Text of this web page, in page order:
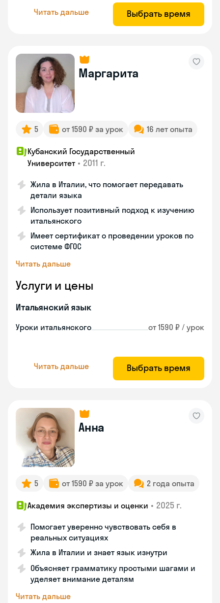
Читать дальше Выбрать время
Маргарита
5 от 1590 ₽ за урок 16 лет опыта
Кубанский Государственный
Университет • 2011 г.
Жила в Италии, что помогает передавать
детали языка
Использует позитивный подход к изучению
итальянского
Имеет сертификат о проведении уроков по
системе ФГОС
Читать дальше
Услуги и цены
Итальянский язык
Уроки итальянского от 1590 ₽ / урок
Читать дальше Выбрать время
Анна
5 от 1590 ₽ за урок 2 года опыта
Академия экспертизы и оценки • 2025 г.
Помогает уверенно чувствовать себя в
реальных ситуациях
Жила в Италии и знает язык изнутри
Объясняет грамматику простыми шагами и
уделяет внимание деталям
Читать дальше